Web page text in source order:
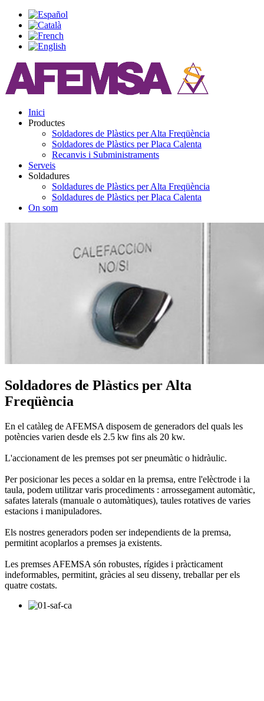
Inici
Productes
Soldadores de Plàstics per Alta Freqüència
Soldadores de Plàstics per Placa Calenta
Recanvis i Subministraments
Serveis
Soldadures
Soldadures de Plàstics per Alta Freqüència
Soldadures de Plàstics per Placa Calenta
On som
Soldadores de Plàstics per Alta
Freqüència
En el catàleg de AFEMSA disposem de generadors del quals les
potències varien desde els 2.5 kw fins als 20 kw.
L'accionament de les premses pot ser pneumàtic o hidràulic.
Per posicionar les peces a soldar en la premsa, entre l'elèctrode i la
taula, podem utilitzar varis procediments : arrossegament automàtic,
safates laterals (manuale o automàtiques), taules rotatives de varies
estacions i manipuladores.
Els nostres generadors poden ser independients de la premsa,
permitint acoplarlos a premses ja existents.
Les premses AFEMSA són robustes, rígides i pràcticament
indeformables, permitint, gràcies al seu disseny, treballar per els
quatre costats.